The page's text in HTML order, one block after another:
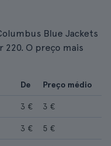
Blue Jackets
220. O preço mais
De Preço médio
3 € 3 €
3 € 5 €